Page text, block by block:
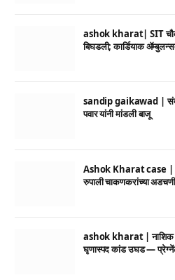
ashok kharat| SIT
बिघडली; कार्डियाक
sandip gaikawad |
पवार यांनी मांडली बाजू
Ashok Kharat case |
रुपाली चाकणकरांच्या अडचणी
ashok kharat | नाशिक
घृणास्पद कांड उघड —